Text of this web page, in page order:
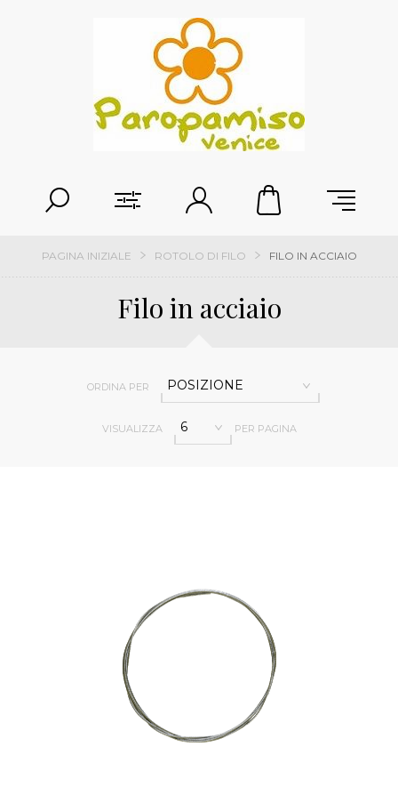
PAGINA INIZIALE ROTOLO DI FILO FILO IN ACCIAIO
Filo in acciaio
ORDINA PER POSIZIONE
VISUALIZZA 6 PER PAGINA